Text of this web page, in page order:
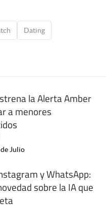
Dating
la Alerta Amber
a menores
Julio
y WhatsApp:
sobre la IA que